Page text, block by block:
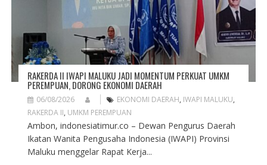
RAKERDA II IWAPI MALUKU JADI MOMENTUM PERKUAT UMKM
PEREMPUAN, DORONG EKONOMI DAERAH
06/08/2026 EKONOMI DAERAH, IWAPI MALUKU,
RAKERDA II, UMKM PEREMPUAN
Ambon, indonesiatimur.co – Dewan Pengurus Daerah
Ikatan Wanita Pengusaha Indonesia (IWAPI) Provinsi
Maluku menggelar Rapat Kerja...